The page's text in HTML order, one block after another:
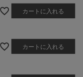
カートに入れる
カートに入れる